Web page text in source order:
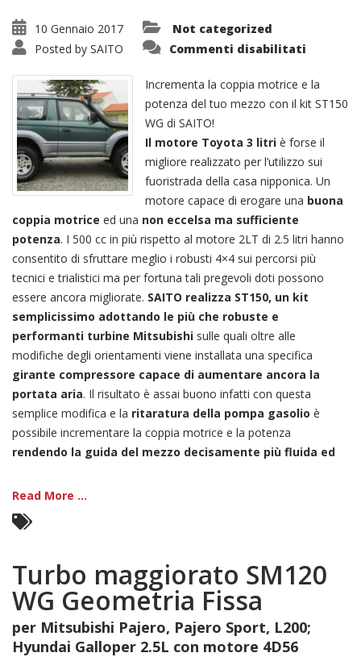
10 Gennaio 2017
Not categorized
Posted by SAITO Commenti disabilitati
ST150
WG
Fissa
Incrementa la coppia motrice e la
potenza del tuo mezzo con il kit ST150
WG di SAITO!
Il motore Toyota 3 litri è forse il
migliore realizzato per l’utilizzo sui
fuoristrada della casa nipponica. Un
motore capace di erogare una buona
coppia motrice ed una non eccelsa ma sufficiente
potenza. I 500 cc in più rispetto al motore 2LT di 2.5 litri hanno
consentito di sfruttare meglio i robusti 4×4 sui percorsi più
tecnici e trialistici ma per fortuna tali pregevoli doti possono
essere ancora migliorate. SAITO realizza ST150, un kit
semplicissimo adottando le più che robuste e
performanti turbine Mitsubishi sulle quali oltre alle
modifiche degli orientamenti viene installata una specifica
girante compressore capace di aumentare ancora la
portata aria. Il risultato è assai buono infatti con questa
semplice modifica e la ritaratura della pompa gasolio è
possibile incrementare la coppia motrice e la potenza
rendendo la guida del mezzo decisamente più fluida ed
Read More ...
Turbo maggiorato SM120
WG Geometria Fissa
per Mitsubishi Pajero, Pajero Sport, L200;
Hyundai Galloper 2.5L con motore 4D56